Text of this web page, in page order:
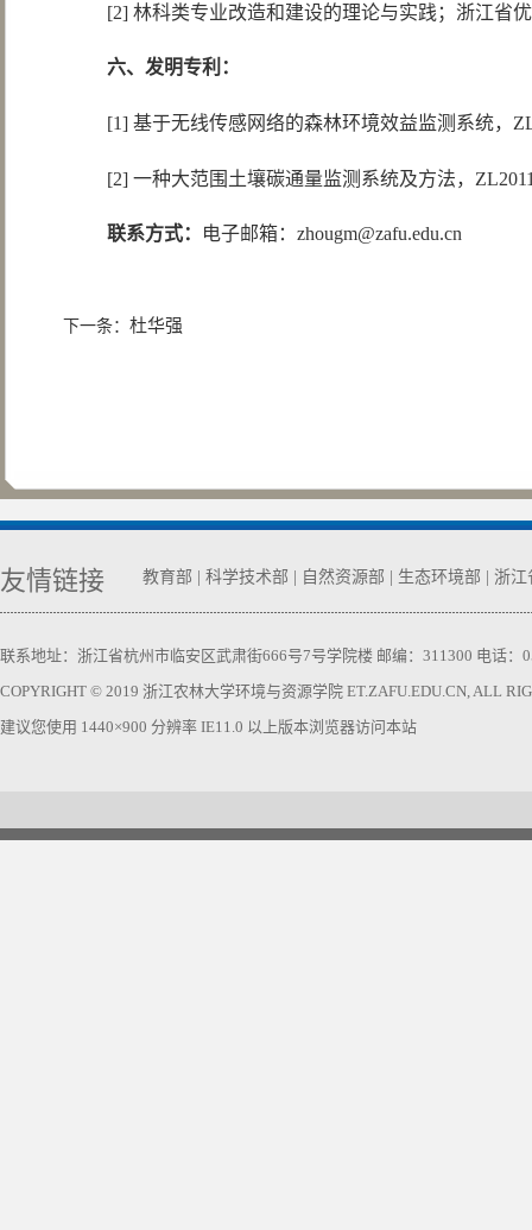
[2] 林科类专业改造和建设的理论与实践；浙江省
六、发明专利：
[1] 基于无线传感网络的森林环境效益监测系统，
[2] 一种大范围土壤碳通量监测系统及方法，
联系方式： 电子邮箱：zhougm@zafu.edu.cn
下一条： 杜华强
友情链接 教育部 科学技术部 自然资源部 生态环境部 浙江
联系地址：浙江省杭州市临安区武肃街666号7号学院楼 邮编：311300 电话：
COPYRIGHT © 2019 浙江农林大学环境与资源学院 ET.ZAFU.EDU.CN, ALL
建议您使用 1440×900 分辨率 IE11.0 以上版本浏览器访问本站